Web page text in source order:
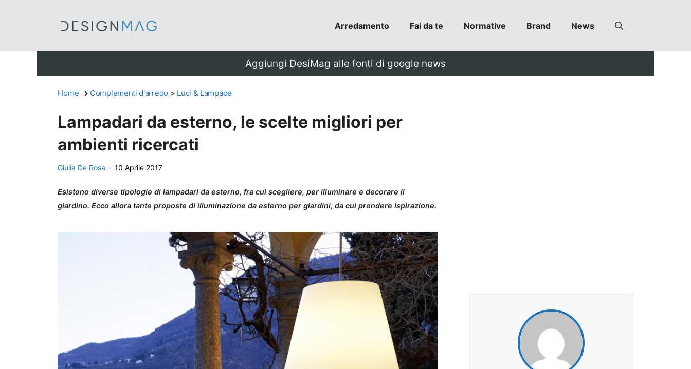
Arredamento Fai da te Normative Brand News
Aggiungi DesiMag alle fonti di google news
Home Complementi d'arredo > Luci & Lampade
Lampadari da esterno, le scelte migliori per
ambienti ricercati
Giulia De Rosa - 10 Aprile 2017
Esistono diverse tipologie di lampadari da esterno, fra cui scegliere, per illuminare e decorare il
giardino. Ecco allora tante proposte di illuminazione da esterno per giardini, da cui prendere ispirazione.